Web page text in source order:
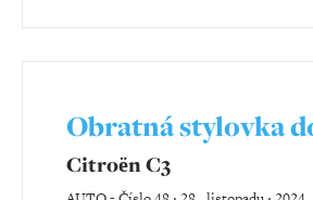
Obratná stylovka
Citroën C3